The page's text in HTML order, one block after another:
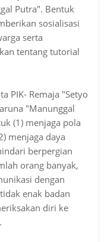
Putra". Bentuk
sosialisasi
serta
tentang tutorial
PIK- Remaja "Setyo
"Manunggal
(1) menjaga pola
menjaga daya
berpergian
orang banyak,
dengan
enak badan
diri ke